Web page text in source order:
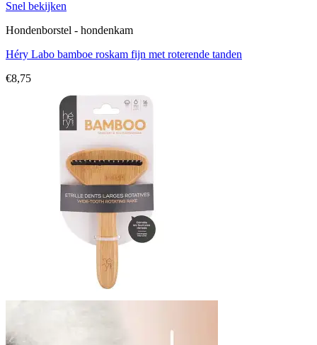
Snel bekijken
Hondenborstel - hondenkam
Héry Labo bamboe roskam fijn met roterende tanden
€8,75